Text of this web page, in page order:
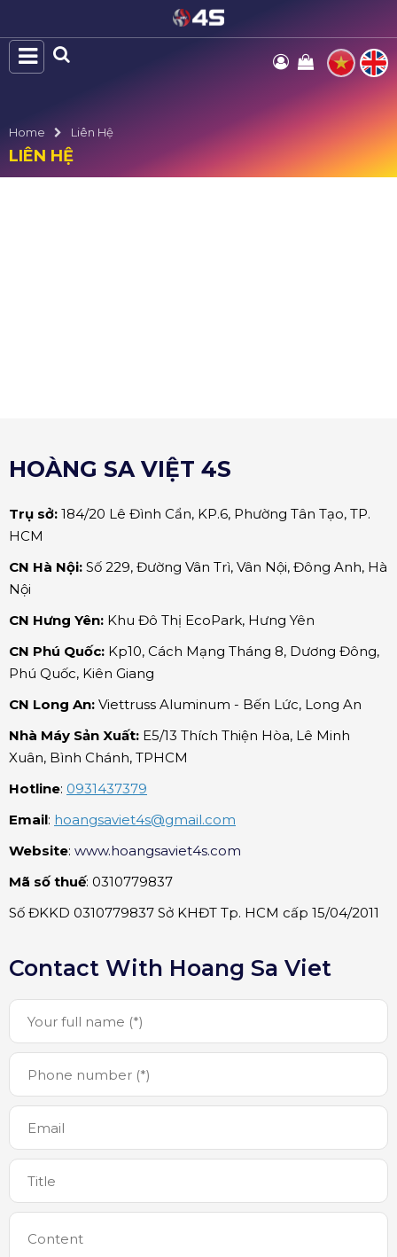
Home Liên Hệ
LIÊN HỆ
HOÀNG SA VIỆT 4S
Trụ sở: 184/20 Lê Đình Cẩn, KP.6, Phường Tân Tạo, TP.
HCM
CN Hà Nội: Số 229, Đường Vân Trì, Vân Nội, Đông Anh, Hà
Nội
CN Hưng Yên: Khu Đô Thị EcoPark, Hưng Yên
CN Phú Quốc: Kp10, Cách Mạng Tháng 8, Dương Đông,
Phú Quốc, Kiên Giang
CN Long An: Viettruss Aluminum - Bến Lức, Long An
Nhà Máy Sản Xuất: E5/13 Thích Thiện Hòa, Lê Minh
Xuân, Bình Chánh, TPHCM
Hotline: 0931437379
Email: hoangsaviet4s@gmail.com
Website: www.hoangsaviet4s.com
Mã số thuế: 0310779837
Số ĐKKD 0310779837 Sở KHĐT Tp. HCM cấp 15/04/2011
Contact With Hoang Sa Viet